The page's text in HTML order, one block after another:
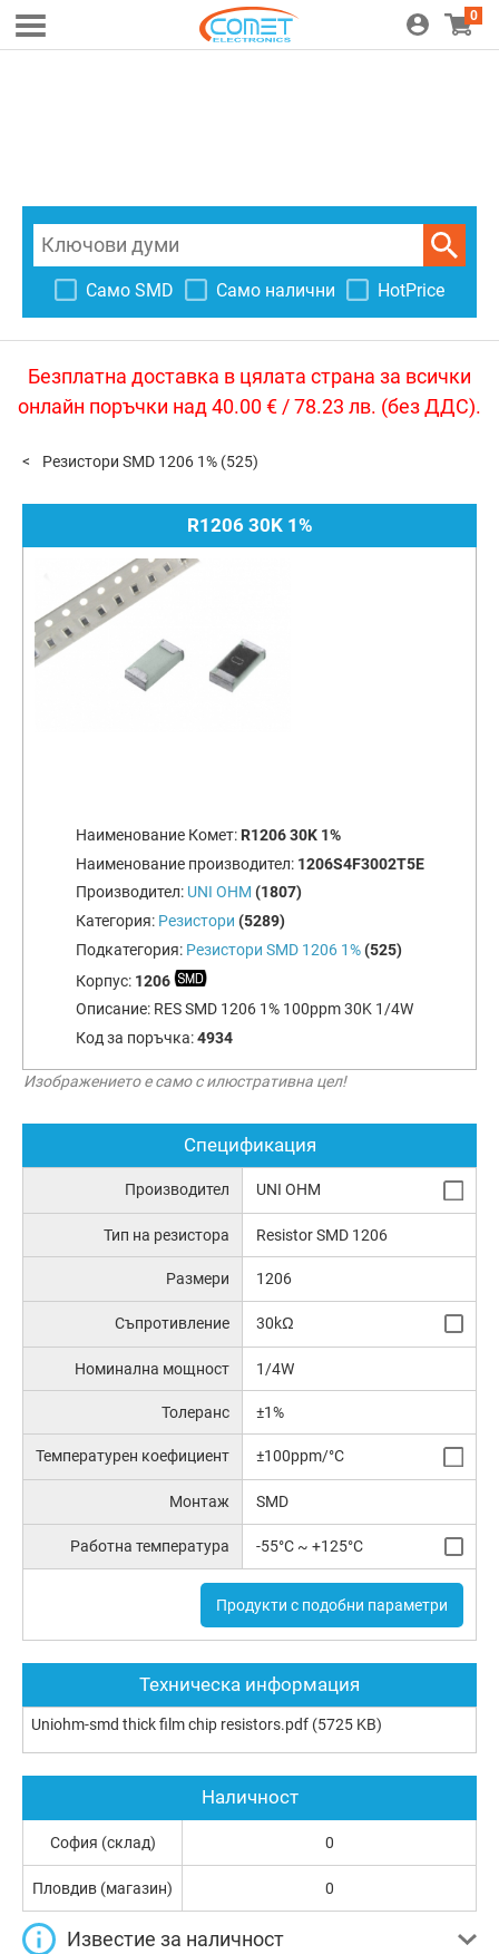
0
Само SMD Само налични HotPrice
Безплатна доставка в цялата страна за всички
онлайн поръчки над 40.00 € / 78.23 лв. (без ДДС).
Резистори SMD 1206 1% (525)
R1206 30K 1%
Наименование Комет: R1206 30K 1%
Наименование производител: 1206S4F3002T5E
Производител: UNI OHM (1807)
Категория: Резистори (5289)
Подкатегория: Резистори SMD 1206 1% (525)
Корпус: 1206
Описание: RES SMD 1206 1% 100ppm 30K 1/4W
Код за поръчка:4934
Изображението е само с илюстративна цел!
Спецификация
Производител UNI OHM
Тип на резистора Resistor SMD 1206
Размери 1206
Съпротивление 30kΩ
Номинална мощност 1/4W
Толеранс ±1%
Температурен коефициент ±100ppm/°C
Монтаж SMD
Работна температура -55°C ~ +125°C
Продукти с подобни параметри
Техническа информация
Uniohm-smd thick film chip resistors.pdf (5725 KB)
Наличност
София (склад) 0
Пловдив (магазин) 0
Известие за наличност